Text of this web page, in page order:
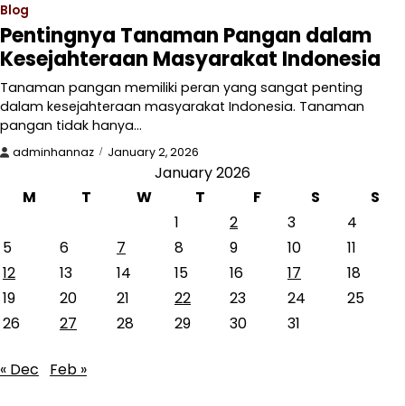
Blog
Pentingnya Tanaman Pangan dalam
Kesejahteraan Masyarakat Indonesia
Tanaman pangan memiliki peran yang sangat penting
dalam kesejahteraan masyarakat Indonesia. Tanaman
pangan tidak hanya…
adminhannaz January 2, 2026
January 2026
M
T W T F S
S
1
2 3
4
5
6 7 8 9 10
11
12
13 14 15 16 17
18
19
20 21 22 23 24
25
26
27 28 29 30 31
« Dec Feb »